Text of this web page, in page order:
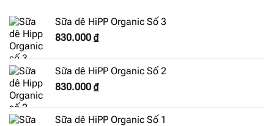
Sữa dê HiPP Organic Số 3
830.000 ₫
Sữa dê HiPP Organic Số 2
830.000 ₫
Sữa dê HiPP Organic Số 1